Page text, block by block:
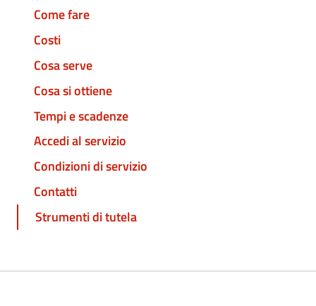
Come fare
Costi
Cosa serve
Cosa si ottiene
Tempi e scadenze
Accedi al servizio
Condizioni di servizio
Contatti
Strumenti di tutela